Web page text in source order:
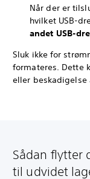
Når der er
hvilket USB-
andet USB-
Sluk ikke for
formateres. Dette
eller beskadigelse
Sådan flytter
til udvidet